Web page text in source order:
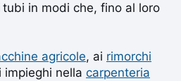
in modi che, fino al loro
agricole, ai rimorchi
impieghi nella carpenteria